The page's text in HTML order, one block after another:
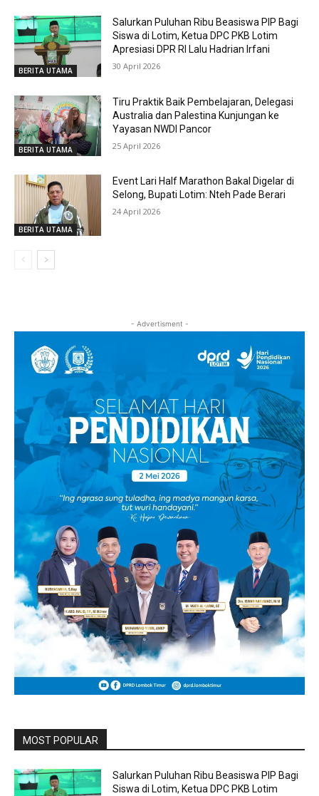
BERITA UTAMA
Salurkan Puluhan Ribu Beasiswa PIP Bagi
Siswa di Lotim, Ketua DPC PKB Lotim
Apresiasi DPR RI Lalu Hadrian Irfani
30 April 2026
BERITA UTAMA
Tiru Praktik Baik Pembelajaran, Delegasi
Australia dan Palestina Kunjungan ke
Yayasan NWDI Pancor
25 April 2026
BERITA UTAMA
Event Lari Half Marathon Bakal Digelar di
Selong, Bupati Lotim: Nteh Pade Berari
24 April 2026
- Advertisment -
MOST POPULAR
Salurkan Puluhan Ribu Beasiswa PIP Bagi
Siswa di Lotim, Ketua DPC PKB Lotim